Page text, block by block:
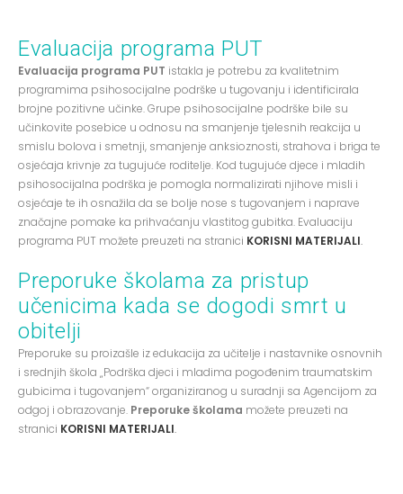
Evaluacija programa PUT
Evaluacija programa PUT istakla je potrebu za kvalitetnim
programima psihosocijalne podrške u tugovanju i identificirala
brojne pozitivne učinke. Grupe psihosocijalne podrške bile su
učinkovite posebice u odnosu na smanjenje tjelesnih reakcija u
smislu bolova i smetnji, smanjenje anksioznosti, strahova i briga te
osjećaja krivnje za tugujuće roditelje. Kod tugujuće djece i mladih
psihosocijalna podrška je pomogla normalizirati njihove misli i
osjećaje te ih osnažila da se bolje nose s tugovanjem i naprave
značajne pomake ka prihvaćanju vlastitog gubitka. Evaluaciju
programa PUT možete preuzeti na stranici KORISNI MATERIJALI.
Preporuke školama za pristup
učenicima kada se dogodi smrt u
obitelji
Preporuke su proizašle iz edukacija za učitelje i nastavnike osnovnih
i srednjih škola „Podrška djeci i mladima pogođenim traumatskim
gubicima i tugovanjem“ organiziranog u suradnji sa Agencijom za
odgoj i obrazovanje. Preporuke školama možete preuzeti na
stranici KORISNI MATERIJALI.